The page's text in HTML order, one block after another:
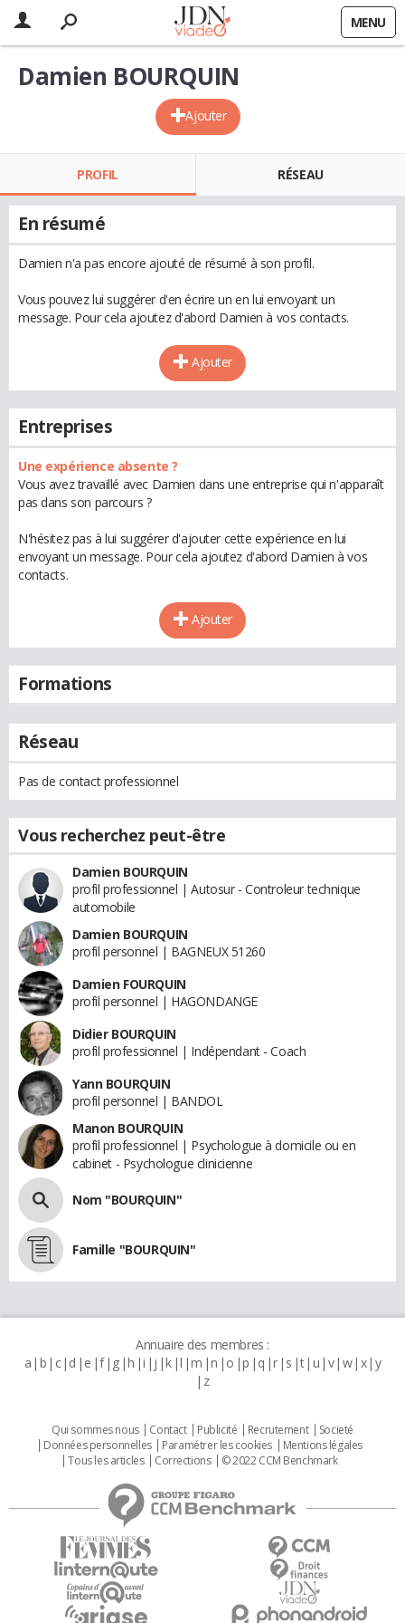
MENU
Ajouter
Damien BOURQUIN
PROFIL RÉSEAU
En résumé
Damien n'a pas encore ajouté de résumé à son profil.
Vous pouvez lui suggérer d'en écrire un en lui envoyant un
message. Pour cela ajoutez d'abord Damien à vos contacts.
Ajouter
Entreprises
Une expérience absente ?
Vous avez travaillé avec Damien dans une entreprise qui n'apparaît
pas dans son parcours ?
N'hésitez pas à lui suggérer d'ajouter cette expérience en lui
envoyant un message. Pour cela ajoutez d'abord Damien à vos
contacts.
Ajouter
Formations
Réseau
Pas de contact professionnel
Vous recherchez peut-être
Damien BOURQUIN
profil professionnel | Autosur - Controleur technique
automobile
Damien BOURQUIN
profil personnel | BAGNEUX 51260
Damien FOURQUIN
profil personnel | HAGONDANGE
Didier BOURQUIN
profil professionnel | Indépendant - Coach
Yann BOURQUIN
profil personnel | BANDOL
Manon BOURQUIN
profil professionnel | Psychologue à domicile ou en
cabinet - Psychologue clinicienne
Nom "BOURQUIN"
Famille "BOURQUIN"
Annuaire des membres :
a b c d e f g h i j k l m n o p q r s t u v w x y
z
Qui sommes nous Contact Publicité Recrutement
Societé
Données personnelles
Paramétrer les cookies
Mentions légales
Tous les articles
Corrections © 2022 CCM Benchmark